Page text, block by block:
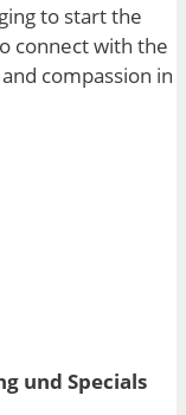
to start the
connect with the
and compassion in
und Specials